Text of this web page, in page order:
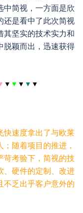
中简视，一方面是欣
还是看中了此次简视
其坚实的技术实力和
脱颖而出，迅速获得
▼ ▼ ▼ ▼ ▼
快速度拿出了与欧莱
随着项目的推进，
苛考验下，简视的技
、硬件的定制、改进
不乏出乎客户意外的